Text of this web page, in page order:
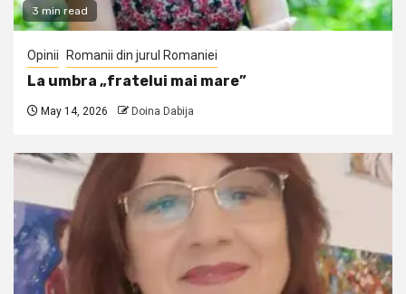
3 min read
Opinii Romanii din jurul Romaniei
La umbra „fratelui mai mare”
May 14, 2026 Doina Dabija